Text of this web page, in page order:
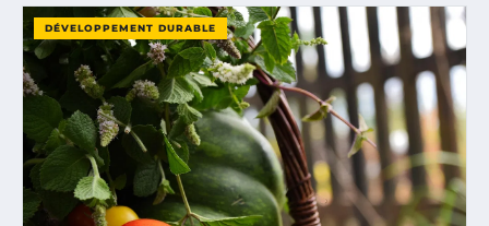
DÉVELOPPEMENT DURABLE